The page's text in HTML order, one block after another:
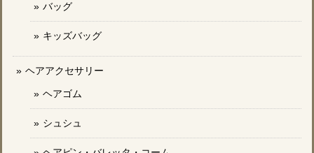
バッグ
キッズバッグ
ヘアアクセサリー
ヘアゴム
シュシュ